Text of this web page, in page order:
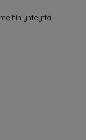
yhteyttä